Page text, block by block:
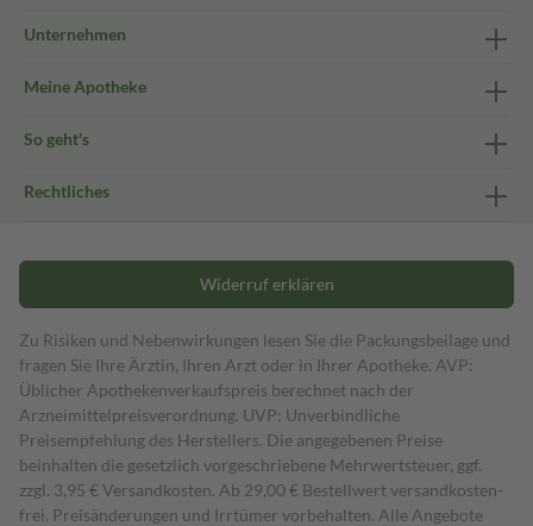
Unternehmen
Meine Apotheke
So geht's
Rechtliches
Widerruf erklären
Zu Risiken und Nebenwirkungen lesen Sie die Packungsbeilage und
fragen Sie Ihre Ärztin, Ihren Arzt oder in Ihrer Apotheke. AVP:
Üblicher Apothekenverkaufspreis berechnet nach der
Arzneimittelpreisverordnung. UVP: Unverbindliche
Preisempfehlung des Herstellers. Die angegebenen Preise
beinhalten die gesetzlich vorgeschriebene Mehrwertsteuer, ggf.
zzgl. 3,95 € Versandkosten. Ab 29,00 € Bestell­wert versand­kosten­
frei. Preisänderungen und Irrtümer vorbehalten. Alle Angebote